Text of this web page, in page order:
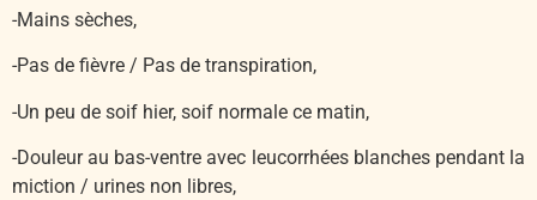
-Mains sèches,
-Pas de fièvre / Pas de transpiration,
-Un peu de soif hier, soif normale ce matin,
-Douleur au bas-ventre avec leucorrhées blanches pendant la
miction / urines non libres,